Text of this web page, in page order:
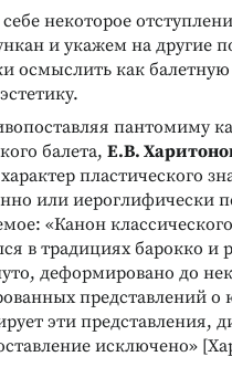
некоторое
и укажем на другие
осмыслить как
пантомиму
балета, Е.В.
пластического
или иероглифически
«Канон
в традициях барокко и
деформировано до
представлений о
эти представления,
исключено»